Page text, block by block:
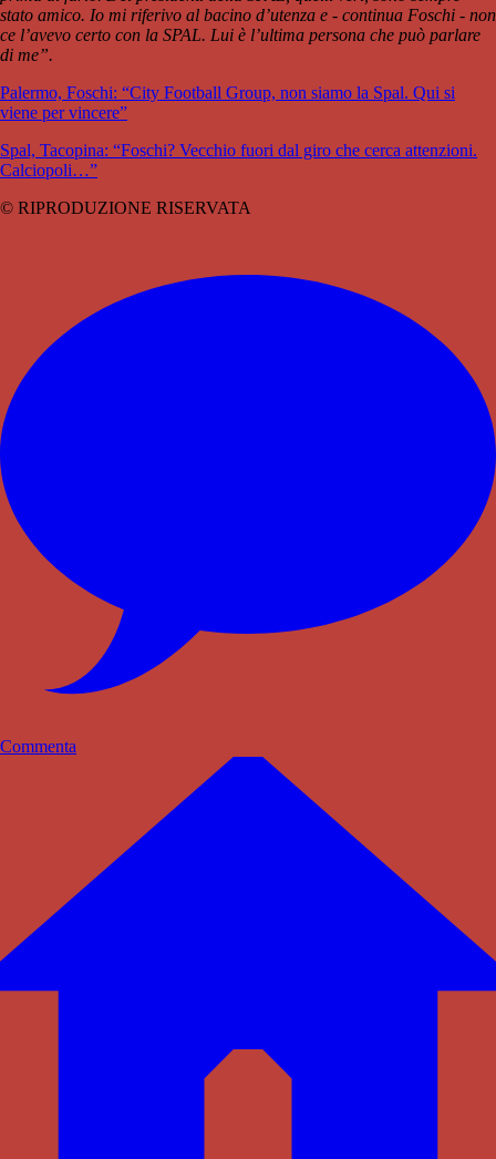
stato amico. Io mi riferivo al bacino d’utenza e - continua Foschi - non
ce l’avevo certo con la SPAL. Lui è l’ultima persona che può parlare
di me”.
Palermo, Foschi: “City Football Group, non siamo la Spal. Qui si
viene per vincere”
Spal, Tacopina: “Foschi? Vecchio fuori dal giro che cerca attenzioni.
Calciopoli…”
© RIPRODUZIONE RISERVATA
Commenta